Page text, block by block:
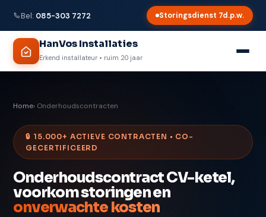
Bel: 085-303 7272 Storingsdienst 7d.p.w.
HanVos Installaties
Erkend installateur • ruim 20 jaar
Home› Onderhoudscontracten
🔒 15.000+ ACTIEVE CONTRACTEN • CO-
GECERTIFICEERD
Onderhoudscontract CV-ketel,
voorkom storingen en
onverwachte kosten